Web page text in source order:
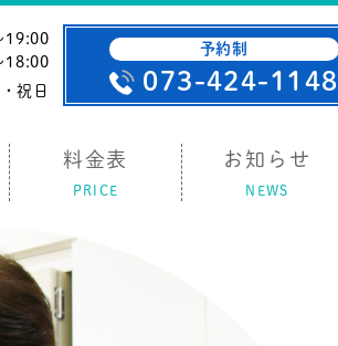
19:00
18:00
祝日
予約制
073-424-1148
料金表
PRICE
お知らせ
NEWS